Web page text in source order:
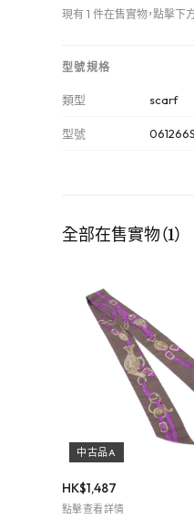
現有 1 件在售實物，點擊下
型號規格
類型 scarf
型號 061266S
全部在售實物（1）
中古品A
HK$1,487
點擊查看詳情